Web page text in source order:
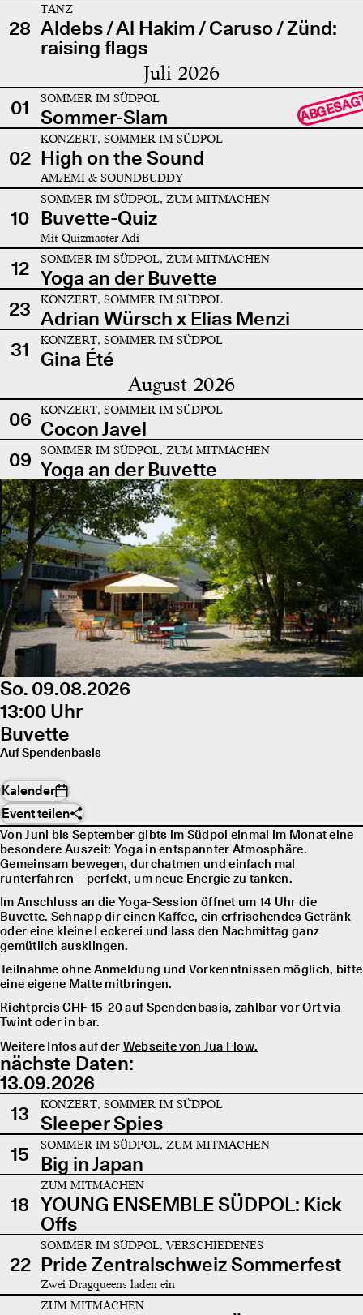
28
TANZ
Aldebs / Al Hakim / Caruso / Zünd:
raising flags
Juli 2026
01 SOMMER IM SÜDPOL
Sommer-Slam
02
KONZERT, SOMMER IM SÜDPOL
High on the Sound
AMÆMI & SOUNDBUDDY
10
SOMMER IM SÜDPOL, ZUM MITMACHEN
Buvette-Quiz
Mit Quizmaster Adi
12 SOMMER IM SÜDPOL, ZUM MITMACHEN
Yoga an der Buvette
23
KONZERT, SOMMER IM SÜDPOL
Adrian Würsch x Elias Menzi
31
KONZERT, SOMMER IM SÜDPOL
Gina Été
August 2026
06 KONZERT, SOMMER IM SÜDPOL
Cocon Javel
09
SOMMER IM SÜDPOL, ZUM MITMACHEN
Yoga an der Buvette
So. 09.08.2026
13:00 Uhr
Buvette
Auf Spendenbasis
Kalender
Event teilen
Von Juni bis September gibts im Südpol einmal im Monat eine
besondere Auszeit: Yoga in entspannter Atmosphäre.
Gemeinsam bewegen, durchatmen und einfach mal
runterfahren – perfekt, um neue Energie zu tanken.
Im Anschluss an die Yoga-Session öffnet um 14 Uhr die
Buvette. Schnapp dir einen Kaffee, ein erfrischendes Getränk
oder eine kleine Leckerei und lass den Nachmittag ganz
gemütlich ausklingen.
Teilnahme ohne Anmeldung und Vorkenntnissen möglich, bitte
eine eigene Matte mitbringen.
Richtpreis CHF 15-20 auf Spendenbasis, zahlbar vor Ort via
Twint oder in bar.
Weitere Infos auf der Webseite von Jua Flow.
nächste Daten:
13.09.2026
13
KONZERT, SOMMER IM SÜDPOL
Sleeper Spies
15
SOMMER IM SÜDPOL, ZUM MITMACHEN
Big in Japan
18
ZUM MITMACHEN
YOUNG ENSEMBLE SÜDPOL: Kick
Offs
22
SOMMER IM SÜDPOL, VERSCHIEDENES
Pride Zentralschweiz Sommerfest
Zwei Dragqueens laden ein
ZUM MITMACHEN